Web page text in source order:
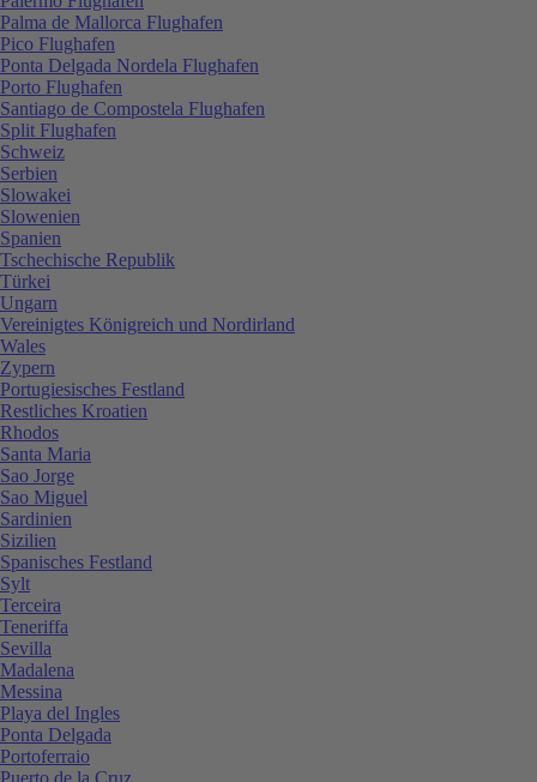
Palma de Mallorca Flughafen
Pico Flughafen
Ponta Delgada Nordela Flughafen
Porto Flughafen
Santiago de Compostela Flughafen
Split Flughafen
Schweiz
Serbien
Slowakei
Slowenien
Spanien
Tschechische Republik
Türkei
Ungarn
Vereinigtes Königreich und Nordirland
Wales
Zypern
Portugiesisches Festland
Restliches Kroatien
Rhodos
Santa Maria
Sao Jorge
Sao Miguel
Sardinien
Sizilien
Spanisches Festland
Sylt
Terceira
Teneriffa
Sevilla
Madalena
Messina
Playa del Ingles
Ponta Delgada
Portoferraio
Puerto de la Cruz